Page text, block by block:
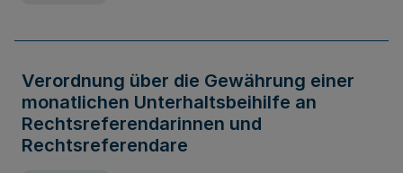
Verordnung über die Gewährung einer
monatlichen Unterhaltsbeihilfe an
Rechtsreferendarinnen und
Rechtsreferendare